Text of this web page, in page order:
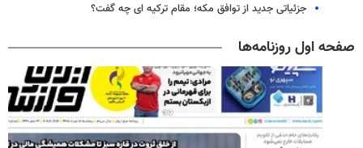
جزئیاتی جدید از توافق مکه؛ مقام ترکیه ای چه گفت؟
صفحه اول روزنامه‌ها